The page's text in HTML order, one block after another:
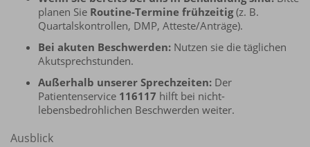
planen Sie Routine-Termine frühzeitig(z. B.
Quartalskontrollen, DMP, Atteste/Anträge).
Bei akuten Beschwerden: Nutzen sie die täglichen
Akutsprechstunden.
Außerhalb unserer Sprechzeiten: Der
Patientenservice 116117 hilft bei nicht-
lebensbedrohlichen Beschwerden weiter.
Ausblick